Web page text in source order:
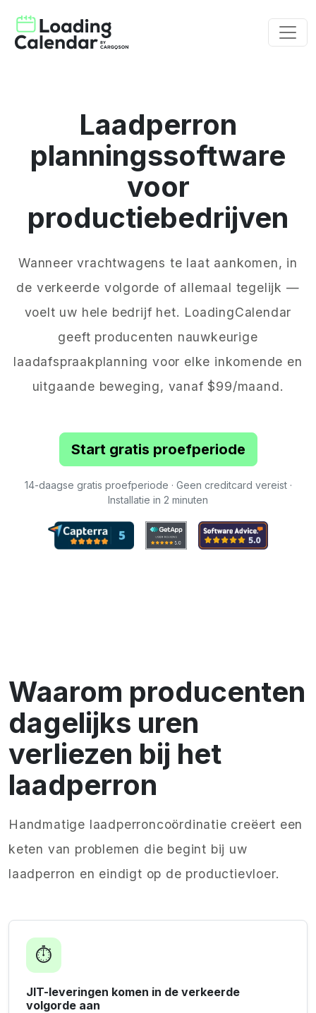
Laadperron
planningssoftware
voor
productiebedrijven
Wanneer vrachtwagens te laat aankomen, in
de verkeerde volgorde of allemaal tegelijk —
voelt uw hele bedrijf het. LoadingCalendar
geeft producenten nauwkeurige
laadafspraakplanning voor elke inkomende en
uitgaande beweging, vanaf $99/maand.
Start gratis proefperiode
14-daagse gratis proefperiode · Geen creditcard vereist ·
Installatie in 2 minuten
Waarom producenten
dagelijks uren
verliezen bij het
laadperron
Handmatige laadperroncoördinatie creëert een
keten van problemen die begint bij uw
laadperron en eindigt op de productievloer.
⏱️
JIT-leveringen komen in de verkeerde
volgorde aan